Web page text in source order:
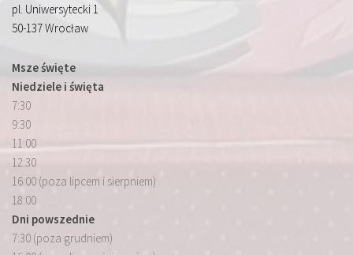
pl. Uniwersytecki 1
50-137 Wrocław
Msze święte
Niedziele i święta
7:30
9:30
11:00
12:30
16:00 (poza lipcem i sierpniem)
18:00
Dni powszednie
7:30 (poza grudniem)